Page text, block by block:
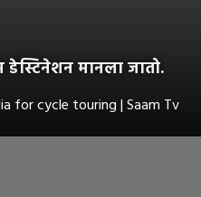
डेस्टिनेशन मानला जातो.
for cycle touring | Saam Tv